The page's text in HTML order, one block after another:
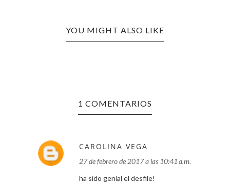
YOU MIGHT ALSO LIKE
1 COMENTARIOS
CAROLINA VEGA
27 de febrero de 2017 a las 10:41 a.m.
ha sido genial el desfile!